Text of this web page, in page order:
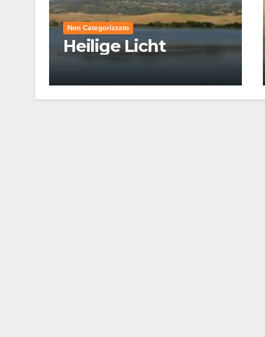
Non Categorizzato
Heilige Licht